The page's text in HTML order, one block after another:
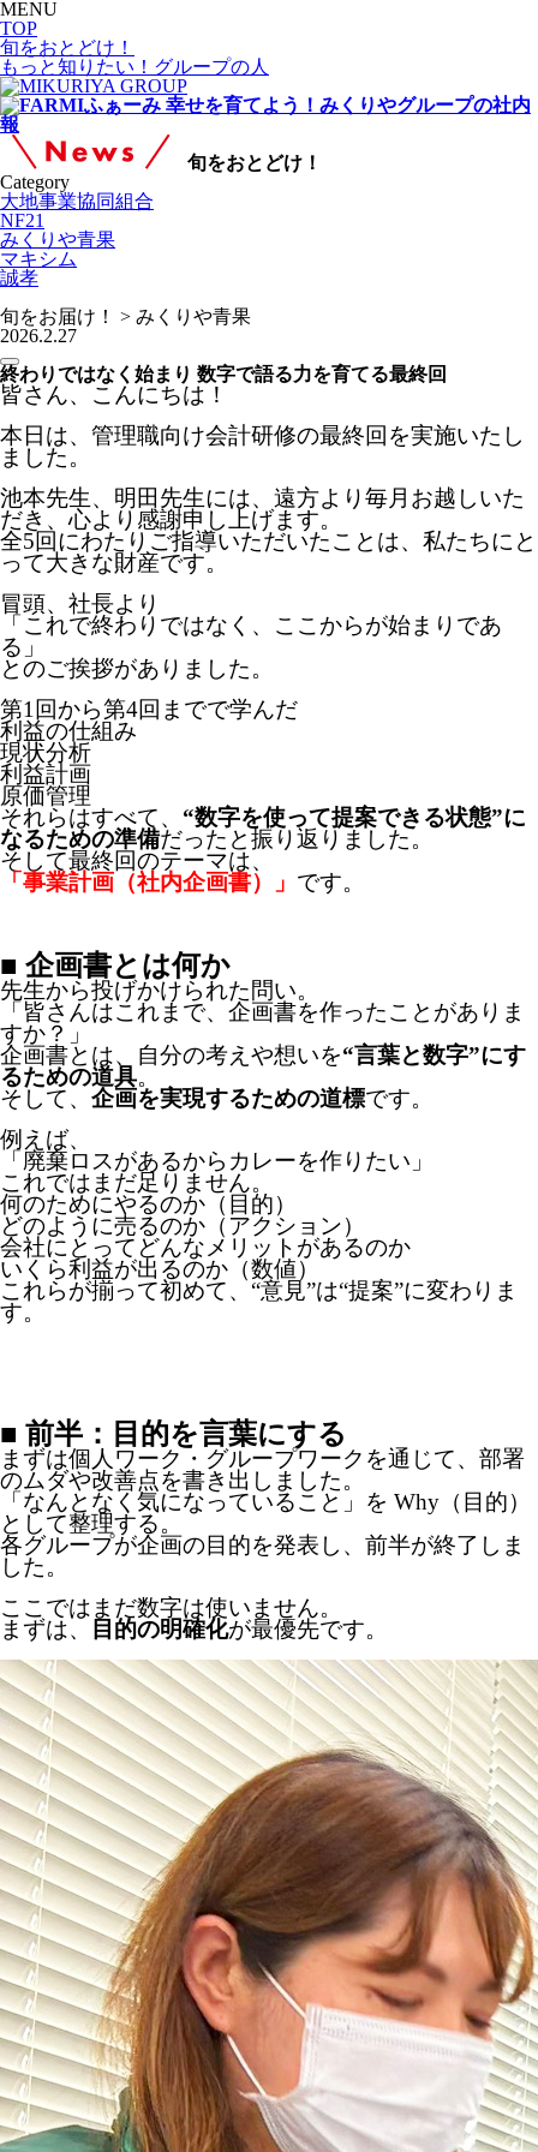
MENU
TOP
旬をおとどけ！
もっと知りたい！グループの人
幸せを育てよう！みくりやグループの社内
報
旬をおとどけ！
Category
大地事業協同組合
NF21
みくりや青果
マキシム
誠孝
旬をお届け！ > みくりや青果
2026.2.27
終わりではなく始まり 数字で語る力を育てる最終回
皆さん、こんにちは！
本日は、管理職向け会計研修の最終回を実施いたし
ました。
池本先生、明田先生には、遠方より毎月お越しいた
だき、心より感謝申し上げます。
全5回にわたりご指導いただいたことは、私たちにと
って大きな財産です。
冒頭、社長より
「これで終わりではなく、ここからが始まりであ
る」
とのご挨拶がありました。
第1回から第4回までで学んだ
利益の仕組み
現状分析
利益計画
原価管理
それらはすべて、 “数字を使って提案できる状態”に
なるための準備だったと振り返りました。
そして最終回のテーマは、
「事業計画（社内企画書）」 です。
■ 企画書とは何か
先生から投げかけられた問い。
「皆さんはこれまで、企画書を作ったことがありま
すか？」
企画書とは、自分の考えや想いを“言葉と数字”にす
るための道具。
そして、 企画を実現するための道標です。
例えば、
「廃棄ロスがあるからカレーを作りたい」
これではまだ足りません。
何のためにやるのか（目的）
どのように売るのか（アクション）
会社にとってどんなメリットがあるのか
いくら利益が出るのか（数値）
これらが揃って初めて、“意見”は“提案”に変わりま
す。
■ 前半：目的を言葉にする
まずは個人ワーク・グループワークを通じて、部署
のムダや改善点を書き出しました。
「なんとなく気になっていること」を Why（目的）
として整理する。
各グループが企画の目的を発表し、前半が終了しま
した。
ここではまだ数字は使いません。
まずは、
目的の明確化が最優先です。